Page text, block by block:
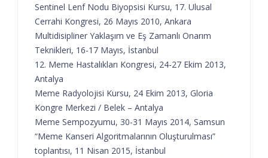
Sentinel Lenf Nodu Biyopsisi Kursu, 17. Ulusal
Cerrahi Kongresi, 26 Mayıs 2010, Ankara
Multidisipliner Yaklaşım ve Eş Zamanlı Onarım
Teknikleri, 16-17 Mayıs, İstanbul
12. Meme Hastalıkları Kongresi, 24-27 Ekim 2013,
Antalya
Meme Radyolojisi Kursu, 24 Ekim 2013, Gloria
Kongre Merkezi / Belek – Antalya
Meme Sempozyumu, 30-31 Mayıs 2014, Samsun
“Meme Kanseri Algoritmalarının Oluşturulması”
toplantısı, 11 Nisan 2015, İstanbul